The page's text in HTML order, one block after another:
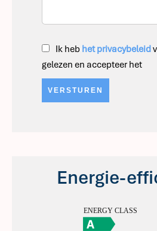
Ik heb het privacybeleid
gelezen en accepteer het
VERSTUREN
Energie-